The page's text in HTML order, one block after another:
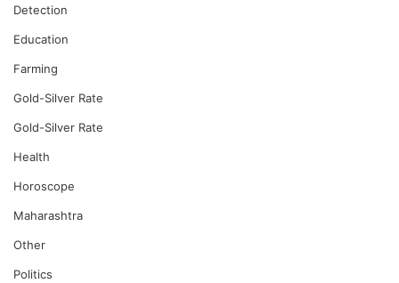
Detection
Education
Farming
Gold-Silver Rate
Gold-Silver Rate
Health
Horoscope
Maharashtra
Other
Politics